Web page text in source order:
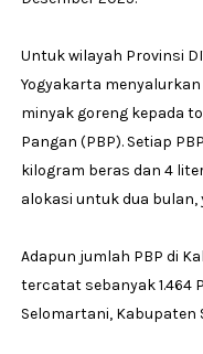
Untuk wilayah Provinsi
Yogyakarta
minyak goreng kepada
Pangan (PBP). Setiap
kilogram beras dan 4
alokasi untuk dua bulan,
Adapun jumlah PBP di
tercatat sebanyak 1.464
Selomartani, Kabupaten